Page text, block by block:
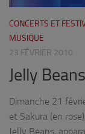
CONCERTS ET
MUSIQUE
23 FÉVRIER 2010
Jelly
Dimanche 21
et Sakura (en
Jelly Beans,